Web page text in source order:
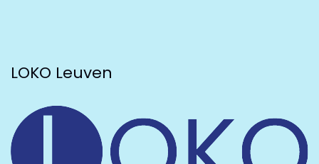
LOKO Leuven